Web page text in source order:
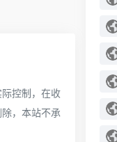
控制，在收
，本站不承